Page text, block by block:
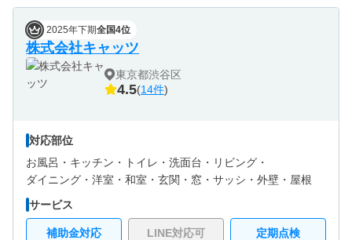
2025年下期全国4位
株式会社キャッツ
東京都渋谷区
4.5(14件)
対応部位
お風呂・ キッチン・ トイレ・ 洗面台・ リビング・
ダイニング・ 洋室・ 和室・ 玄関・ 窓・サッシ・ 外壁・ 屋根
サービス
補助金対応 LINE対応可 定期点検